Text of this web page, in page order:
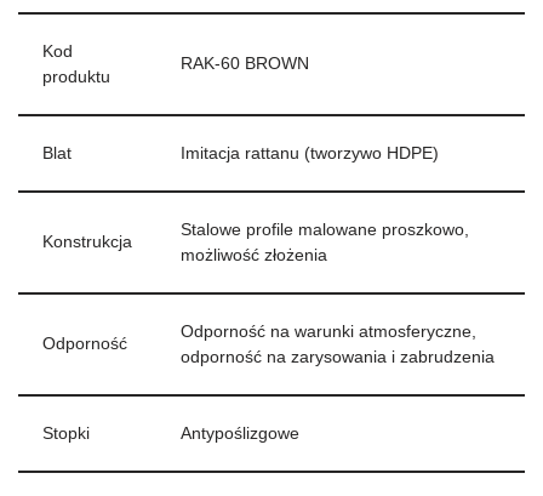
Kod
produktu
RAK-60 BROWN
Blat Imitacja rattanu (tworzywo HDPE)
Konstrukcja
Stalowe profile malowane proszkowo,
możliwość złożenia
Odporność
Odporność na warunki atmosferyczne,
odporność na zarysowania i zabrudzenia
Stopki Antypoślizgowe